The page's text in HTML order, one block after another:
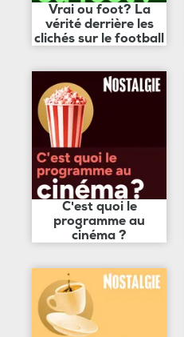
Vrai ou foot? La
vérité derrière les
clichés sur le football
C'est quoi le
programme au
cinéma ?